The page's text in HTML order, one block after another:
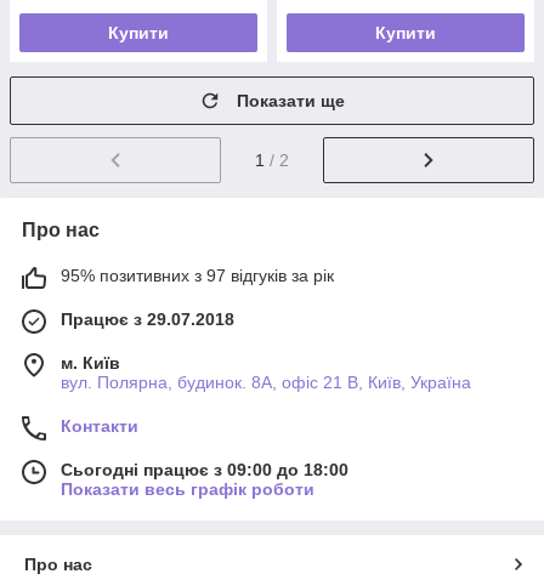
Купити Купити
Показати ще
1 / 2
Про нас
95% позитивних з 97 відгуків за рік
Працює з 29.07.2018
м. Київ
вул. Полярна, будинок. 8А, офіс 21 В, Київ, Україна
Контакти
Сьогодні працює з 09:00 до 18:00
Показати весь графік роботи
Про нас